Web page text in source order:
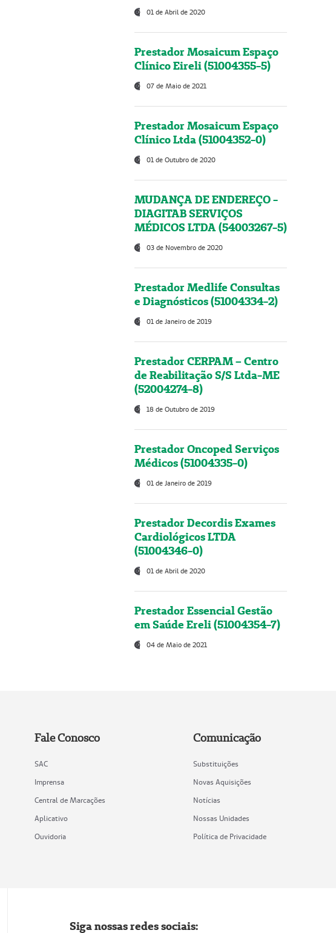
01 de Abril de 2020
Prestador Mosaicum Espaço
Clínico Eireli (51004355-5)
07 de Maio de 2021
Prestador Mosaicum Espaço
Clínico Ltda (51004352-0)
01 de Outubro de 2020
MUDANÇA DE ENDEREÇO -
DIAGITAB SERVIÇOS
MÉDICOS LTDA (54003267-5)
03 de Novembro de 2020
Prestador Medlife Consultas
e Diagnósticos (51004334-2)
01 de Janeiro de 2019
Prestador CERPAM – Centro
de Reabilitação S/S Ltda-ME
(52004274-8)
18 de Outubro de 2019
Prestador Oncoped Serviços
Médicos (51004335-0)
01 de Janeiro de 2019
Prestador Decordis Exames
Cardiológicos LTDA
(51004346-0)
01 de Abril de 2020
Prestador Essencial Gestão
em Saúde Ereli (51004354-7)
04 de Maio de 2021
Fale Conosco
SAC
Imprensa
Central de Marcações
Aplicativo
Ouvidoria
Comunicação
Substituições
Novas Aquisições
Notícias
Nossas Unidades
Política de Privacidade
Siga nossas redes sociais: